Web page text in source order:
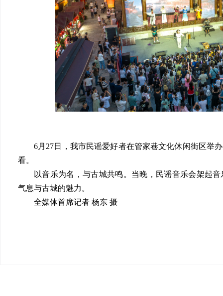
6月27日，我市民谣爱好者在管家巷文化休闲街区举
看。
以音乐为名，与古城共鸣。当晚，民谣音乐会架起
气息与古城的魅力。
全媒体首席记者 杨东 摄